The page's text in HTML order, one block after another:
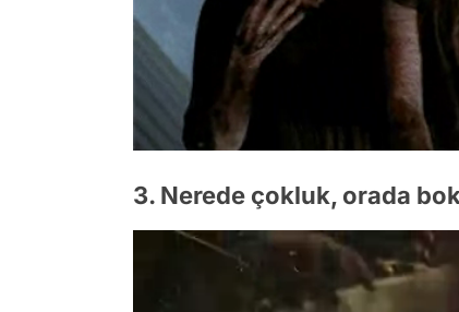
3. Nerede çokluk, orada